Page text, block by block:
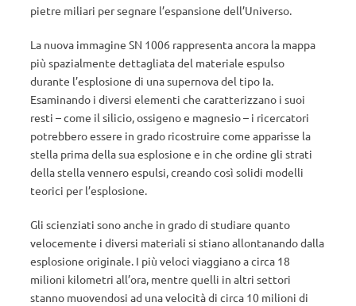
pietre miliari per segnare l’espansione dell’Universo.
La nuova immagine SN 1006 rappresenta ancora la mappa
più spazialmente dettagliata del materiale espulso
durante l’esplosione di una supernova del tipo Ia.
Esaminando i diversi elementi che caratterizzano i suoi
resti – come il silicio, ossigeno e magnesio – i ricercatori
potrebbero essere in grado ricostruire come apparisse la
stella prima della sua esplosione e in che ordine gli strati
della stella vennero espulsi, creando così solidi modelli
teorici per l’esplosione.
Gli scienziati sono anche in grado di studiare quanto
velocemente i diversi materiali si stiano allontanando dalla
esplosione originale. I più veloci viaggiano a circa 18
milioni kilometri all’ora, mentre quelli in altri settori
stanno muovendosi ad una velocità di circa 10 milioni di